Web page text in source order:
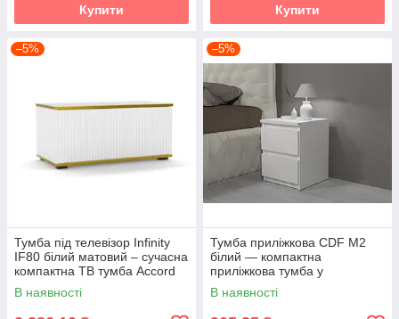
Купити Купити
–5%
Тумба під телевізор Infinity
IF80 білий матовий – сучасна
компактна ТВ тумба Accord
В наявності
–5%
Тумба приліжкова CDF M2
білий — компактна
приліжкова тумба у
мінімалістичному стилі
Accord
В наявності